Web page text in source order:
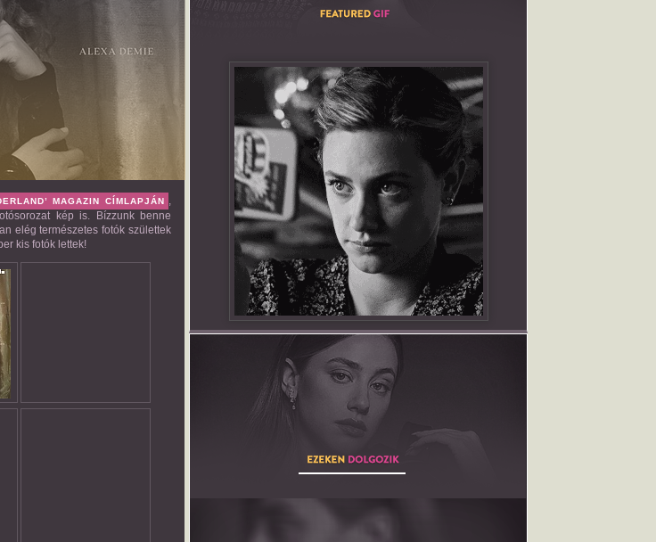
MAGAZIN CÍMLAPJÁN ,
kép is. Bízzunk benne
elég természetes fotók születtek
kis fotók lettek!